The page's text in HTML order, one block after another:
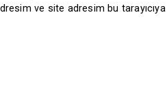
ve site adresim bu tarayıcıya